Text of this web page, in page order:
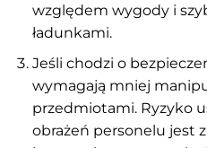
względem wygody i
ładunkami.
Jeśli chodzi o
wymagają mniej
przedmiotami. Ryzyko
obrażeń personelu jest